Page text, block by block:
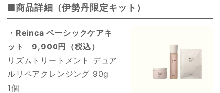
■商品詳細（伊勢丹限定キット）
・Reinca ベーシックケアキ
ット 9,900円（税込）
リズムトリートメント デュア
ルリペアクレンジング 90g
1個